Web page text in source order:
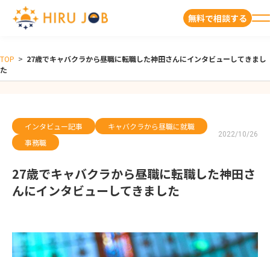
無料で相談する
TOP > 27歳でキャバクラから昼職に転職した神田さんにインタビューしてきまし
た
インタビュー記事
キャバクラから昼職に就職
事務職
2022/10/26
27歳でキャバクラから昼職に転職した神田さ
んにインタビューしてきました